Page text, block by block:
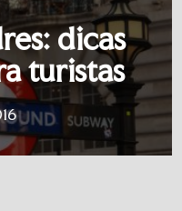
dicas
turistas